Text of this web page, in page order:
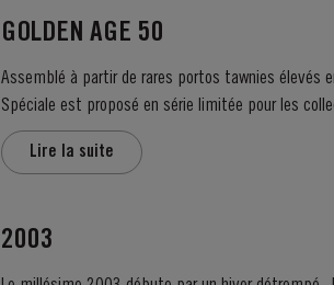
GOLDEN AGE 50
Assemblé à partir de rares portos tawnies élevés
Lire la suite
2003